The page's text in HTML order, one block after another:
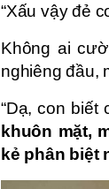
“Xấu vậy đẻ
Không ai
nghiêng đầu,
“Dạ, con biết
khuôn mặt,
kẻ phân biệt